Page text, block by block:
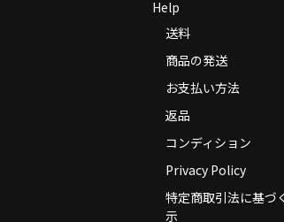
Help
送料
商品の発送
お支払い方法
返品
コンディション
Privacy Policy
特定商取引法に基づ
示